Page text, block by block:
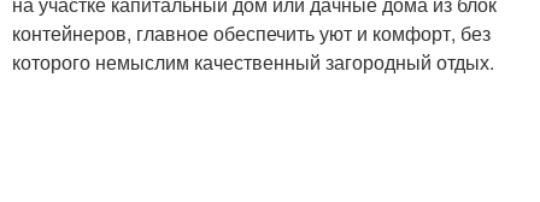
контейнеров, главное обеспечить уют и комфорт, без
которого немыслим качественный загородный отдых.